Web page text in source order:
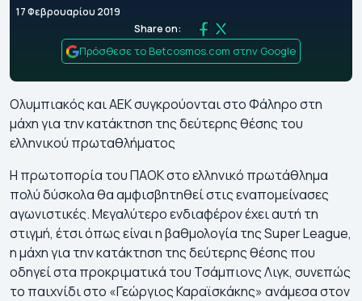
17 Φεβρουαρίου 2019
Share on:
Πρόσθεσε το Betcosmos.com στην Google
Ολυμπιακός και ΑΕΚ συγκρούονται στο Φάληρο στη
μάχη για την κατάκτηση της δεύτερης θέσης του
ελληνικού πρωταθλήματος
Η πρωτοπορία του ΠΑΟΚ στο ελληνικό πρωτάθλημα
πολύ δύσκολα θα αμφισβητηθεί στις εναπομείνασες
αγωνιστικές. Μεγαλύτερο ενδιαφέρον έχει αυτή τη
στιγμή, έτσι όπως είναι η βαθμολογία της Super League,
η μάχη για την κατάκτηση της δεύτερης θέσης που
οδηγεί στα προκριματικά του Τσάμπιονς Λιγκ, συνεπώς
το παιχνίδι στο «Γεώργιος Καραϊσκάκης» ανάμεσα στον